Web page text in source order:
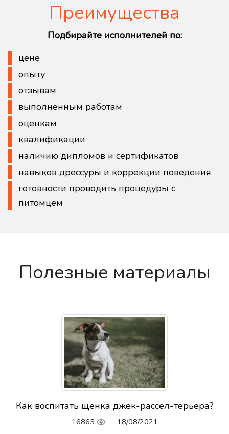
Преимущества
Подбирайте исполнителей по:
цене
опыту
отзывам
выполненным работам
оценкам
квалификации
наличию дипломов и сертификатов
навыков дрессуры и коррекции поведения
готовности проводить процедуры с
питомцем
Полезные материалы
Как воспитать щенка джек-рассел-терьера?
16865 18/08/2021